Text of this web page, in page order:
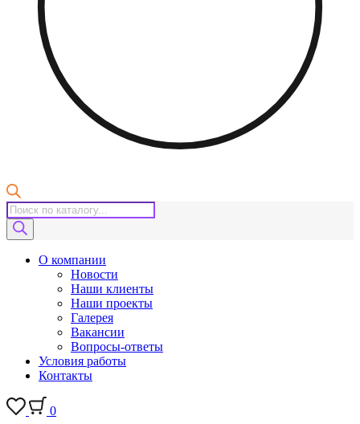
Поиск
товаров
О компании
Новости
Наши клиенты
Наши проекты
Галерея
Вакансии
Вопросы-ответы
Условия работы
Контакты
0